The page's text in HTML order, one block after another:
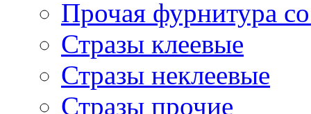
Прочая фурнитура
Стразы клеевые
Стразы неклеевые
Стразы прочие